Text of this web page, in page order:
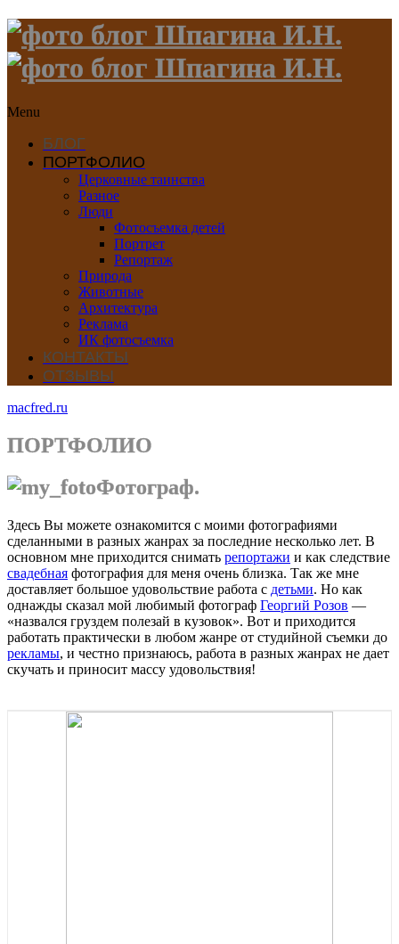
Menu
БЛОГ
ПОРТФОЛИО
Церковные таинства
Разное
Люди
Фотосъемка детей
Портрет
Репортаж
Природа
Животные
Архитектура
Реклама
ИК фотосъемка
КОНТАКТЫ
ОТЗЫВЫ
macfred.ru
ПОРТФОЛИО
Фотограф.
Здесь Вы можете ознакомится с моими фотографиями
сделанными в разных жанрах за последние несколько лет. В
основном мне приходится снимать репортажи и как следствие
свадебная фотография для меня очень близка. Так же мне
доставляет большое удовольствие работа с детьми. Но как
однажды сказал мой любимый фотограф Георгий Розов —
«назвался груздем полезай в кузовок». Вот и приходится
работать практически в любом жанре от студийной съемки до
рекламы, и честно признаюсь, работа в разных жанрах не дает
скучать и приносит массу удовольствия!